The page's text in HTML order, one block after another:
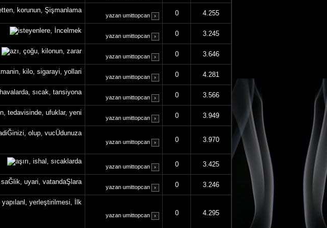
yazan umittopcan 0 4.255
yazan umittopcan 0 3.245
yazan umittopcan 0 3.646
yazan umittopcan 0 4.281
yazan umittopcan 0 3.566
yazan umittopcan 0 3.949
yazan umittopcan 0 3.970
yazan umittopcan 0 3.425
yazan umittopcan 0 3.246
yazan umittopcan 0 4.295